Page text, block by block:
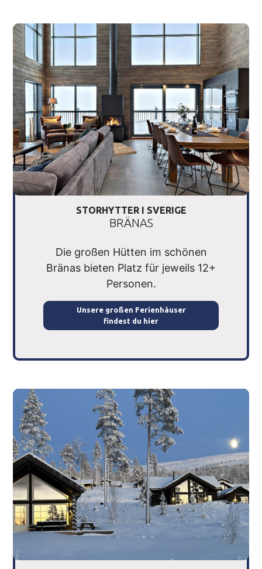
STORHYTTER I SVERIGE
BRÄNAS
Die großen Hütten im schönen
Bränas bieten Platz für jeweils 12+
Personen.
Unsere großen Ferienhäuser
findest du hier